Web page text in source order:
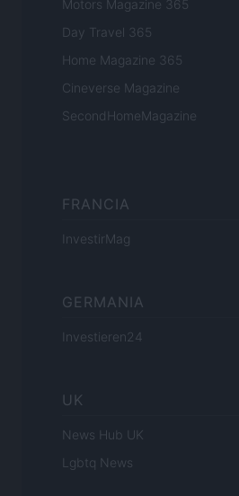
Motors Magazine 365
Day Travel 365
Home Magazine 365
Cineverse Magazine
SecondHomeMagazine
FRANCIA
InvestirMag
GERMANIA
Investieren24
UK
News Hub UK
Lgbtq News